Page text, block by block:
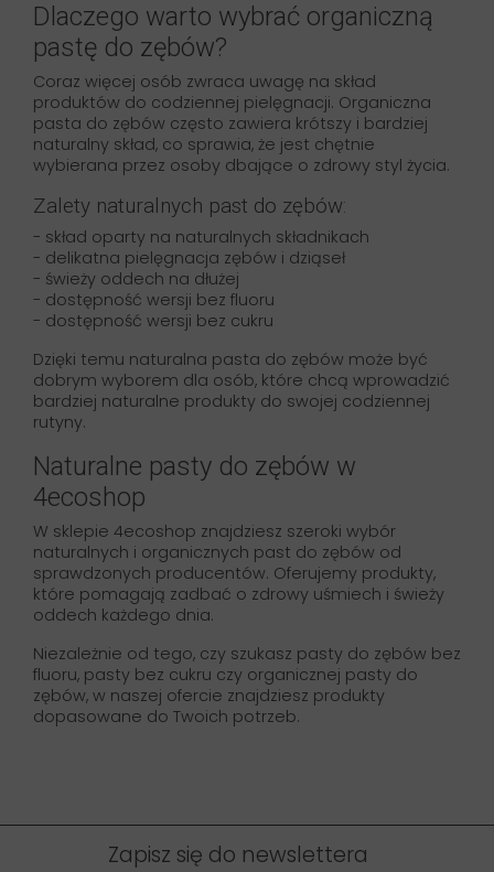
Dlaczego warto wybrać organiczną
pastę do zębów?
Coraz więcej osób zwraca uwagę na skład
produktów do codziennej pielęgnacji. Organiczna
pasta do zębów często zawiera krótszy i bardziej
naturalny skład, co sprawia, że jest chętnie
wybierana przez osoby dbające o zdrowy styl życia.
Zalety naturalnych past do zębów:
- skład oparty na naturalnych składnikach
- delikatna pielęgnacja zębów i dziąseł
- świeży oddech na dłużej
- dostępność wersji bez fluoru
- dostępność wersji bez cukru
Dzięki temu naturalna pasta do zębów może być
dobrym wyborem dla osób, które chcą wprowadzić
bardziej naturalne produkty do swojej codziennej
rutyny.
Naturalne pasty do zębów w
4ecoshop
W sklepie 4ecoshop znajdziesz szeroki wybór
naturalnych i organicznych past do zębów od
sprawdzonych producentów. Oferujemy produkty,
które pomagają zadbać o zdrowy uśmiech i świeży
oddech każdego dnia.
Niezależnie od tego, czy szukasz pasty do zębów bez
fluoru, pasty bez cukru czy organicznej pasty do
zębów, w naszej ofercie znajdziesz produkty
dopasowane do Twoich potrzeb.
Zapisz się do newslettera